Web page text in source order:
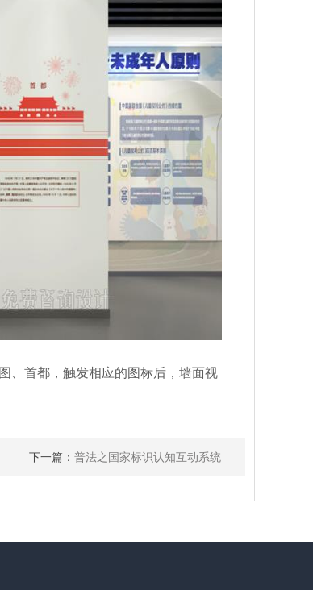
、首都，触发相应的图标后，墙面视
下一篇： 普法之国家标识认知互动系统